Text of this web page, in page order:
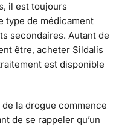
il est toujours
type de médicament
secondaires. Autant de
être, acheter Sildalis
est disponible
la drogue commence
de se rappeler qu’un